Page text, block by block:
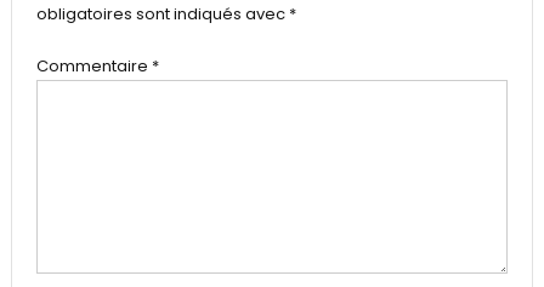
obligatoires sont indiqués avec *
Commentaire *